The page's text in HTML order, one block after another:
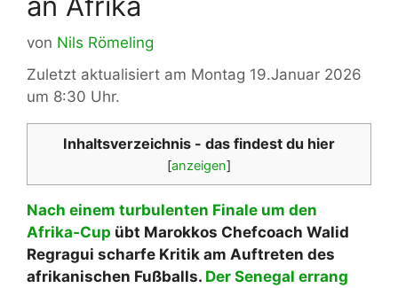
von Nils Römeling
Zuletzt aktualisiert am Montag 19.Januar 2026
um 8:30 Uhr.
Inhaltsverzeichnis - das findest du hier
[anzeigen]
Nach einem turbulenten Finale um den
Afrika-Cup übt Marokkos Chefcoach Walid
Regragui scharfe Kritik am Auftreten des
afrikanischen Fußballs. Der Senegal errang